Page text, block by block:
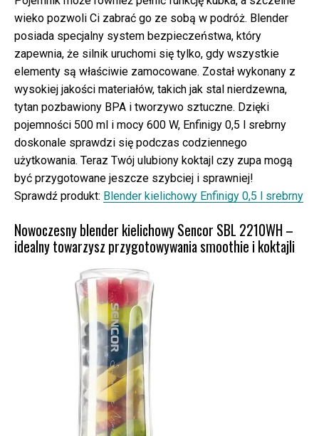
wieko pozwoli Ci zabrać go ze sobą w podróż. Blender
posiada specjalny system bezpieczeństwa, który
zapewnia, że silnik uruchomi się tylko, gdy wszystkie
elementy są właściwie zamocowane. Został wykonany z
wysokiej jakości materiałów, takich jak stal nierdzewna,
tytan pozbawiony BPA i tworzywo sztuczne. Dzięki
pojemności 500 ml i mocy 600 W, Enfinigy 0,5 l srebrny
doskonale sprawdzi się podczas codziennego
użytkowania. Teraz Twój ulubiony koktajl czy zupa mogą
być przygotowane jeszcze szybciej i sprawniej!
Sprawdź produkt: Blender kielichowy Enfinigy 0,5 l srebrny
Nowoczesny blender kielichowy Sencor SBL 2210WH –
idealny towarzysz przygotowywania smoothie i koktajli